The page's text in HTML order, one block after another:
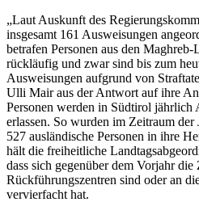
„Laut Auskunft des
insgesamt 161 Ausweisungen
betrafen Personen aus den
rückläufig und zwar sind bis zum
Ausweisungen aufgrund von
Ulli Mair aus der Antwort auf ihre
Personen werden in Südtirol jährlich
erlassen. So wurden im Zeitraum der
527 ausländische Personen in ihre
hält die freiheitliche
dass sich gegenüber dem Vorjahr
Rückführungszentren sind oder an
vervierfacht hat.